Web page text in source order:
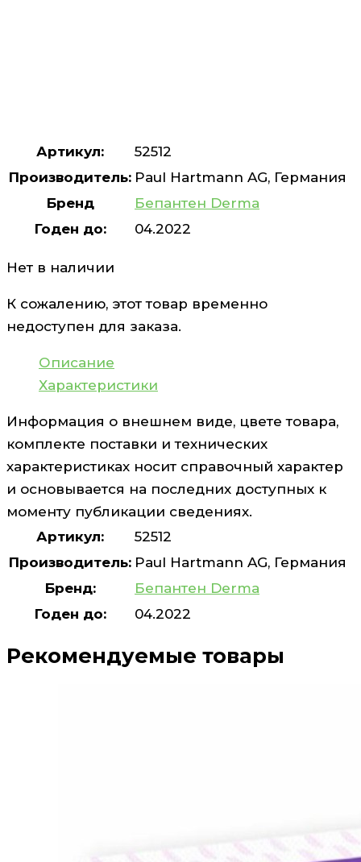
Артикул:
52512
Производитель: Paul Hartmann AG, Германия
Бренд
Бепантен Derma
Годен до:
04.2022
Нет в наличии
К сожалению, этот товар временно
недоступен для заказа.
Описание
Характеристики
Информация о внешнем виде, цвете товара,
комплекте поставки и технических
характеристиках носит справочный характер
и основывается на последних доступных к
моменту публикации сведениях.
Артикул:
52512
Производитель: Paul Hartmann AG, Германия
Бренд:
Бепантен Derma
Годен до:
04.2022
Рекомендуемые товары